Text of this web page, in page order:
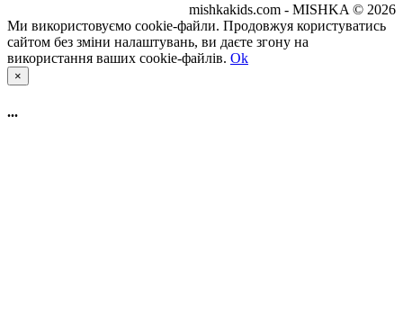
mishkakids.com - MISHKA © 2026
Ми використовуємо cookie-файли. Продовжуя користуватись
сайтом без зміни налаштувань, ви даєте згону на
використання ваших cookie-файлів. Ok
×
...